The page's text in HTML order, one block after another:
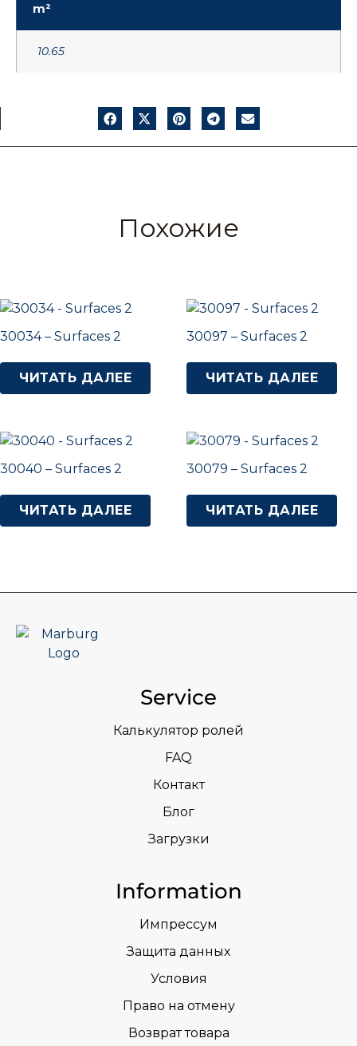
m²
10.65
Похожие
30034 – Surfaces 2
ЧИТАТЬ ДАЛЕЕ
30097 – Surfaces 2
ЧИТАТЬ ДАЛЕЕ
30040 – Surfaces 2
ЧИТАТЬ ДАЛЕЕ
30079 – Surfaces 2
ЧИТАТЬ ДАЛЕЕ
Service
Калькулятор ролей
FAQ
Контакт
Блог
Загрузки
Information
Импрессум
Защита данных
Условия
Право на отмену
Возврат товара